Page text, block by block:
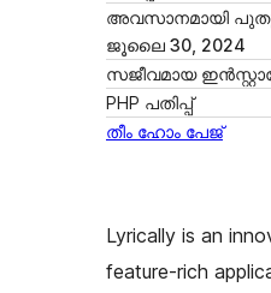
അവസാനമായി
ജൂലൈ 30, 2024
സജീവമായ
PHP പതിപ്പ്
തീം ഹോം പേജ്
Lyrically is an
feature-rich